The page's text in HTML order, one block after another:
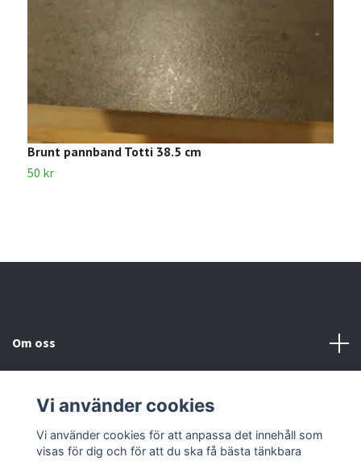
Brunt pannband Totti 38.5 cm
50 kr
Om oss
Kontakta oss
Vi använder cookies
Vi använder cookies för att anpassa det innehåll som
visas för dig och för att du ska få bästa tänkbara